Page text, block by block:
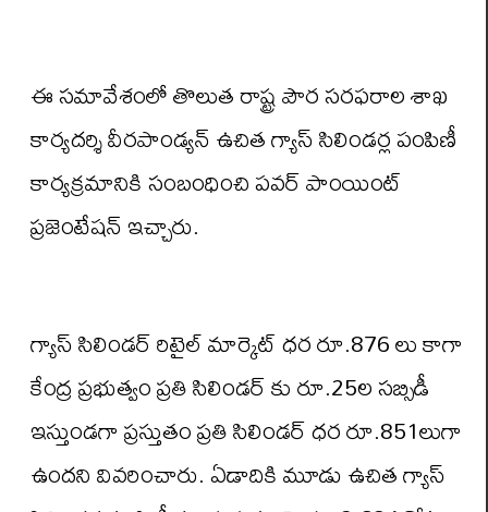
ఈ సమావేశంలో తొలుత రాష్ట్ర పౌర సరఫరాల శాఖ
కార్యదర్శి వీరపాండ్యన్ ఉచిత గ్యాస్ సిలిండర్ల పంపిణీ
కార్యక్రమానికి సంబంధించి పవర్ పాంయింట్
ప్రజెంటేషన్ ఇచ్చారు.
గ్యాస్ సిలిండర్ రిటైల్ మార్కెట్ ధర రూ.876 లు కాగా
కేంద్ర ప్రభుత్వం ప్రతి సిలిండర్ కు రూ.25ల సబ్సిడీ
ఇస్తుండగా ప్రస్తుతం ప్రతి సిలిండర్ ధర రూ.851లుగా
ఉందని వివరించారు. ఏడాదికి మూడు ఉచిత గ్యాస్